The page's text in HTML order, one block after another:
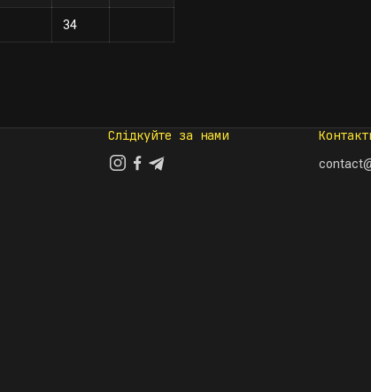
34
Слідкуйте за нами